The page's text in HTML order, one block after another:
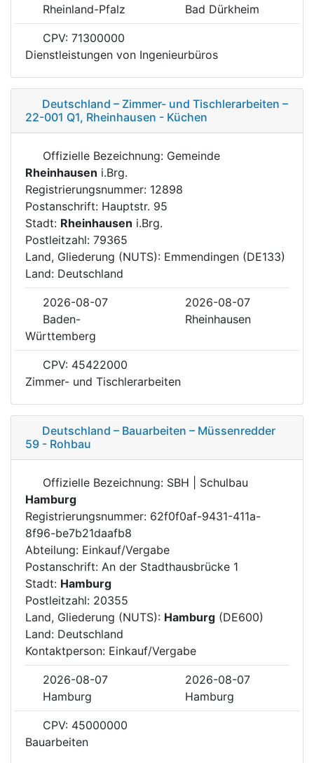
Rheinland-Pfalz
Bad Dürkheim
CPV: 71300000
Dienstleistungen von Ingenieurbüros
Deutschland – Zimmer- und Tischlerarbeiten –
22-001 Q1, Rheinhausen - Küchen
Offizielle Bezeichnung: Gemeinde
Rheinhausen i.Brg.
Registrierungsnummer: 12898
Postanschrift: Hauptstr. 95
Stadt: Rheinhausen i.Brg.
Postleitzahl: 79365
Land, Gliederung (NUTS): Emmendingen (DE133)
Land: Deutschland
2026-08-07
2026-08-07
Baden-
Württemberg
Rheinhausen
CPV: 45422000
Zimmer- und Tischlerarbeiten
Deutschland – Bauarbeiten – Müssenredder
59 - Rohbau
Offizielle Bezeichnung: SBH | Schulbau
Hamburg
Registrierungsnummer: 62f0f0af-9431-411a-
8f96-be7b21daafb8
Abteilung: Einkauf/Vergabe
Postanschrift: An der Stadthausbrücke 1
Stadt: Hamburg
Postleitzahl: 20355
Land, Gliederung (NUTS): Hamburg (DE600)
Land: Deutschland
Kontaktperson: Einkauf/Vergabe
2026-08-07
2026-08-07
Hamburg
Hamburg
CPV: 45000000
Bauarbeiten